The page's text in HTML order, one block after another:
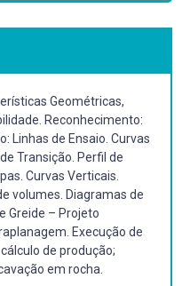
Geométricas,
Reconhecimento:
Linhas de Ensaio. Curvas
Transição. Perfil de
Curvas Verticais.
volumes. Diagramas de
Greide – Projeto
Execução de
de produção;
em rocha.